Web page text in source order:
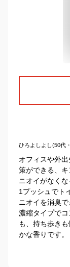
ひろよしよし(50代
オフィスや外
策ができる、
ニオイがなく
1プッシュでト
ニオイを消臭
濃縮タイプで
も、持ち歩き
かな香りです。